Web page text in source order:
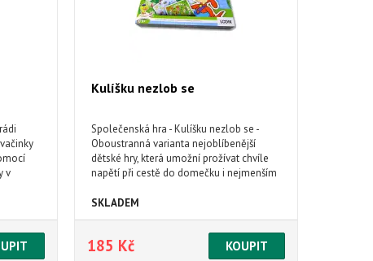
v
Kulíšku nezlob se
Společenská hra - Kulíšku nezlob se -
Oboustranná varianta nejoblíbenější
dětské hry, která umožní prožívat chvíle
napětí při cestě do domečku i nejmenším
obrázky.
SKLADEM
185 Kč